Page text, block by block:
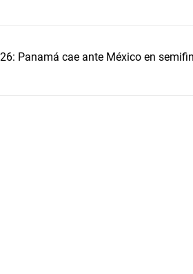
Panamá cae ante México en